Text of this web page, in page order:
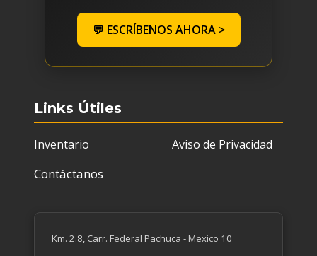
💬 ESCRÍBENOS AHORA >
Links Útiles
Inventario
Contáctanos
Aviso de Privacidad
Km. 2.8, Carr. Federal Pachuca - Mexico 10